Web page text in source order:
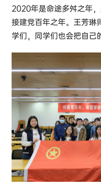
2020年是命途多舛之年
接建党百年之年。王芳琳
学们，同学们也会把自己